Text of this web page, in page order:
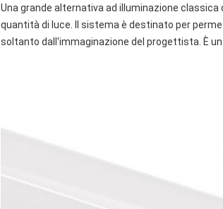
Una grande alternativa ad illuminazione
quantità di luce. Il sistema è destinato per
soltanto dall'immaginazione del progettista. È